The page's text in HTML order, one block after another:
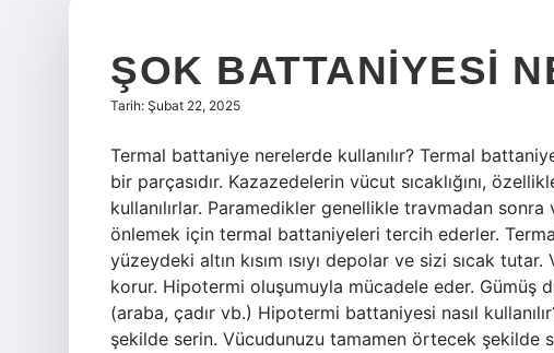
ŞOK BATTANIYESI
Tarih: Şubat 22, 2025
Termal battaniye nerelerde kullanılır? Termal
bir parçasıdır. Kazazedelerin vücut sıcaklığını,
kullanılırlar. Paramedikler genellikle travmadan sonra
önlemek için termal battaniyeleri tercih ederler.
yüzeydeki altın kısım ısıyı depolar ve sizi sıcak
korur. Hipotermi oluşumuyla mücadele eder. Gümüş
(araba, çadır vb.) Hipotermi battaniyesi nasıl
şekilde serin. Vücudunuzu tamamen örtecek şekilde